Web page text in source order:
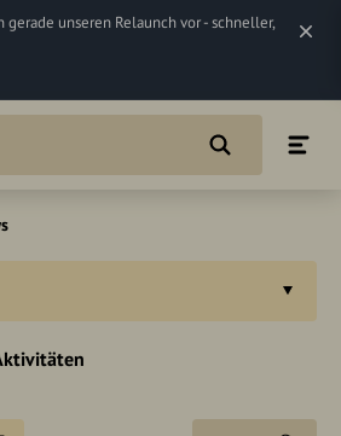
gerade unseren Relaunch vor - schneller,